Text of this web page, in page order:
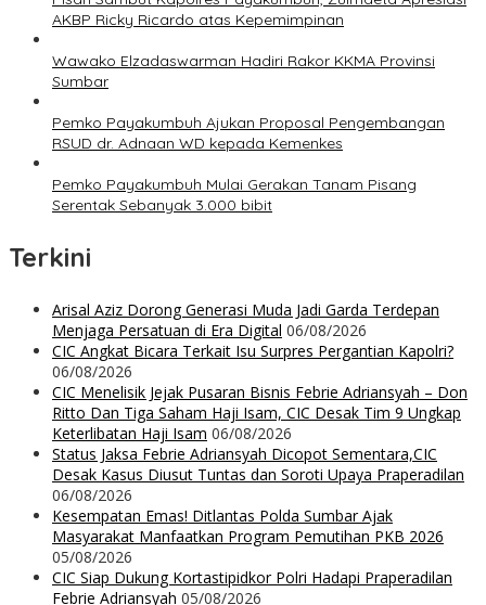
AKBP Ricky Ricardo atas Kepemimpinan
Wawako Elzadaswarman Hadiri Rakor KKMA Provinsi
Sumbar
Pemko Payakumbuh Ajukan Proposal Pengembangan
RSUD dr. Adnaan WD kepada Kemenkes
Pemko Payakumbuh Mulai Gerakan Tanam Pisang
Serentak Sebanyak 3.000 bibit
Terkini
Arisal Aziz Dorong Generasi Muda Jadi Garda Terdepan
Menjaga Persatuan di Era Digital 06/08/2026
CIC Angkat Bicara Terkait Isu Surpres Pergantian Kapolri?
06/08/2026
CIC Menelisik Jejak Pusaran Bisnis Febrie Adriansyah – Don
Ritto Dan Tiga Saham Haji Isam, CIC Desak Tim 9 Ungkap
Keterlibatan Haji Isam 06/08/2026
Status Jaksa Febrie Adriansyah Dicopot Sementara,CIC
Desak Kasus Diusut Tuntas dan Soroti Upaya Praperadilan
06/08/2026
Kesempatan Emas! Ditlantas Polda Sumbar Ajak
Masyarakat Manfaatkan Program Pemutihan PKB 2026
05/08/2026
CIC Siap Dukung Kortastipidkor Polri Hadapi Praperadilan
Febrie Adriansyah 05/08/2026